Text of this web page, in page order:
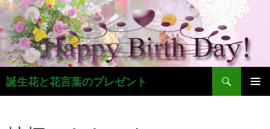
コ
ン
テ
ン
ツ
へ
ス
誕生花と花言葉のプレゼント
検
索